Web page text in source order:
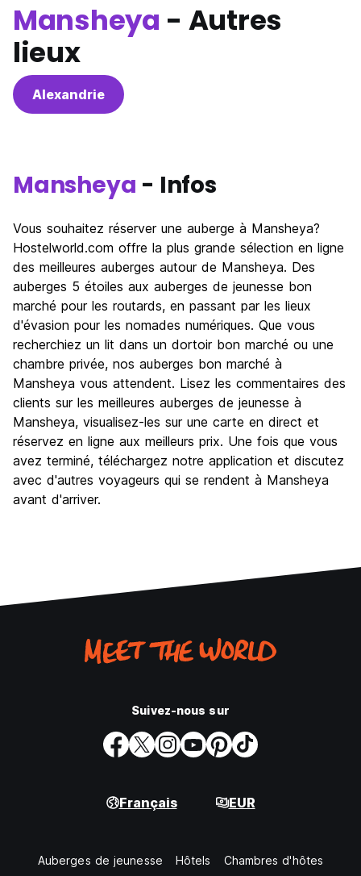
Mansheya - Autres
lieux
Alexandrie
Mansheya - Infos
Vous souhaitez réserver une auberge à Mansheya?
Hostelworld.com offre la plus grande sélection en ligne
des meilleures auberges autour de Mansheya. Des
auberges 5 étoiles aux auberges de jeunesse bon
marché pour les routards, en passant par les lieux
d'évasion pour les nomades numériques. Que vous
recherchiez un lit dans un dortoir bon marché ou une
chambre privée, nos auberges bon marché à
Mansheya vous attendent. Lisez les commentaires des
clients sur les meilleures auberges de jeunesse à
Mansheya, visualisez-les sur une carte en direct et
réservez en ligne aux meilleurs prix. Une fois que vous
avez terminé, téléchargez notre application et discutez
avec d'autres voyageurs qui se rendent à Mansheya
avant d'arriver.
Suivez-nous sur
Français EUR
Auberges de jeunesse Hôtels Chambres d'hôtes